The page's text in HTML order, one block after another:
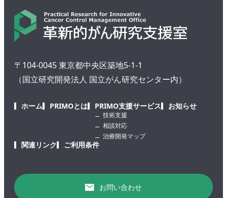
〒104-0045 東京都中央区築地5-1-1
（国立研究開発法人 国立がん研究センター内）
ホーム PRIMOとは PRIMO支援サービス
技術支援
相談対応
治療開発マップ
お知らせ
関連リンク ご利用条件
お問い合わせ